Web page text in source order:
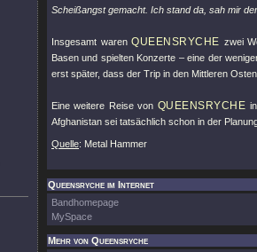
Scheißangst gemacht. Ich stand da, sah mir
Insgesamt warenQUEENSRYCHE zwei
Basen und spielten Konzerte – eine der
erst später, dass der Trip in den Mittleren
Eine weitere Reise von QUEENSRYCHE
Afghanistan sei tatsächlich schon in der
Quelle: Metal Hammer
Queensryche im Internet
Bandhomepage
MySpace
Mehr von Queensryche